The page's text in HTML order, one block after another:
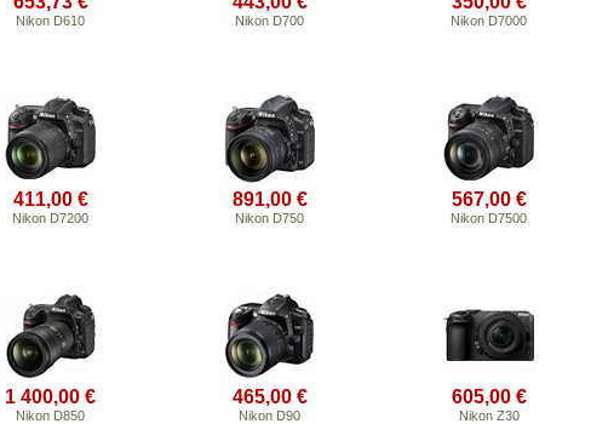
Nikon D610 Nikon D700 Nikon D7000
411,00 €
Nikon D7200
891,00 €
Nikon D750
567,00 €
Nikon D7500
1 400,00 €
Nikon D850
465,00 €
Nikon D90
605,00 €
Nikon Z30